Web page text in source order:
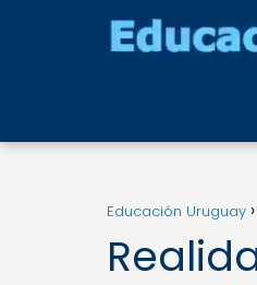
Educación Uruguay